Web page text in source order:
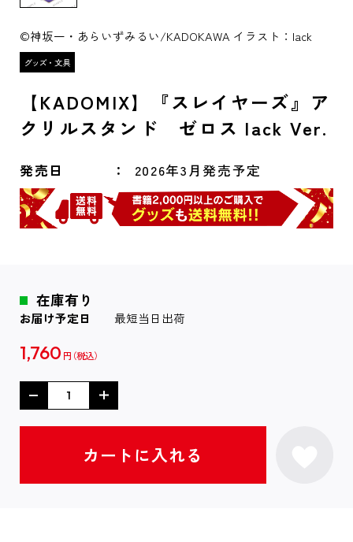
©神坂一・あらいずみるい/KADOKAWA イラスト：lack
【KADOMIX】『スレイヤーズ』ア
クリルスタンド ゼロス lack Ver.
発売日 2026年3月発売予定
在庫有り
お届け予定日 最短当日出荷
1,760 円